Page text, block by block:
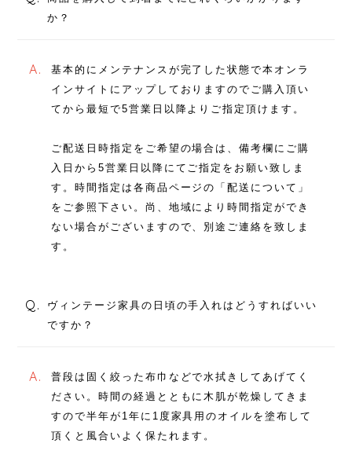
か？
A.
基本的にメンテナンスが完了した状態で本オンラ
インサイトにアップしておりますのでご購入頂い
てから最短で5営業日以降よりご指定頂けます。
ご配送日時指定をご希望の場合は、備考欄にご購
入日から5営業日以降にてご指定をお願い致しま
す。時間指定は各商品ページの「配送について」
をご参照下さい。尚、地域により時間指定ができ
ない場合がございますので、別途ご連絡を致しま
す。
Q.
ヴィンテージ家具の日頃の手入れはどうすればいい
ですか？
A.
普段は固く絞った布巾などで水拭きしてあげてく
ださい。時間の経過とともに木肌が乾燥してきま
すので半年が1年に1度家具用のオイルを塗布して
頂くと風合いよく保たれます。